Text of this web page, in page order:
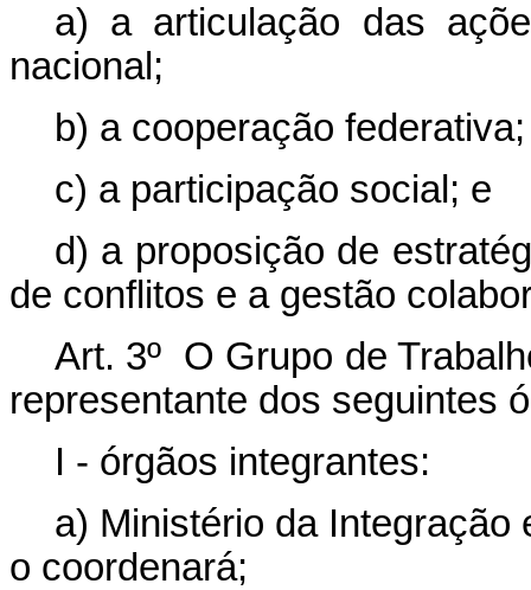
a) a articulação das
nacional;
b) a cooperação federativa;
c) a participação social; e
d) a proposição de
de conflitos e a gestão
Art. 3º O Grupo de
representante dos seguintes
I - órgãos integrantes:
a) Ministério da Integração
o coordenará;